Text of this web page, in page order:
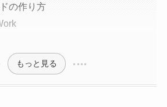
の作り方
もっと見る